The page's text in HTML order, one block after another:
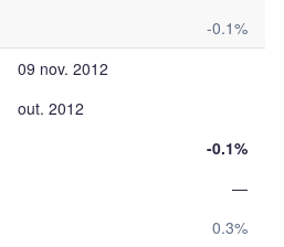
-0.1%
09 nov. 2012
out. 2012
-0.1%
—
0.3%